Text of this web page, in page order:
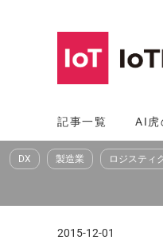
へ
ス
記事一覧 AI虎
DX 製造業 ロジスティ
2015-12-01